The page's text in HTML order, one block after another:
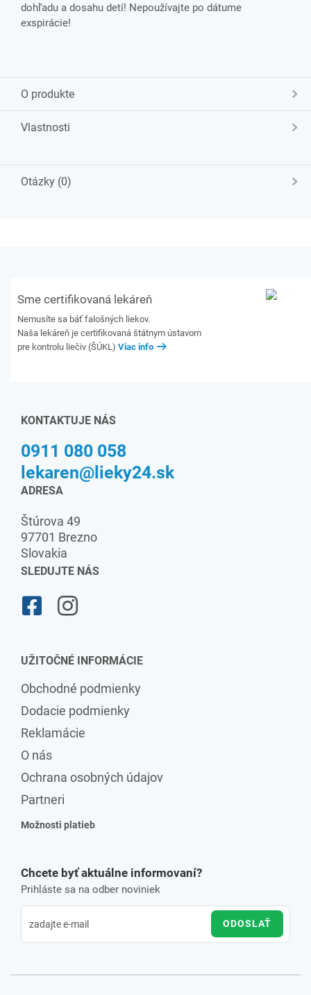
dohľadu a dosahu detí! Nepoužívajte po dátume
exspirácie!
O produkte
Vlastnosti
Otázky (0)
Sme certifikovaná lekáreň
Nemusíte sa báť falošných liekov.
Naša lekáreň je certifikovaná štátnym ústavom
pre kontrolu liečiv (ŠÚKL) Viac info
KONTAKTUJE NÁS
0911 080 058
lekaren@lieky24.sk
ADRESA
Štúrova 49
97701 Brezno
Slovakia
SLEDUJTE NÁS
UŽITOČNÉ INFORMÁCIE
Obchodné podmienky
Dodacie podmienky
Reklamácie
O nás
Ochrana osobných údajov
Partneri
Možnosti platieb
Chcete byť aktuálne informovaní?
Prihláste sa na odber noviniek
ODOSLAŤ